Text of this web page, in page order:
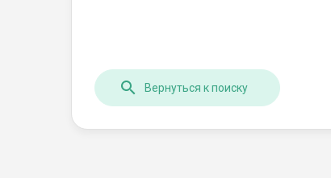
Вернуться к поиску